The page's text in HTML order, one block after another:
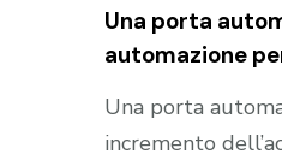
Una porta
automazione
Una porta
incremento